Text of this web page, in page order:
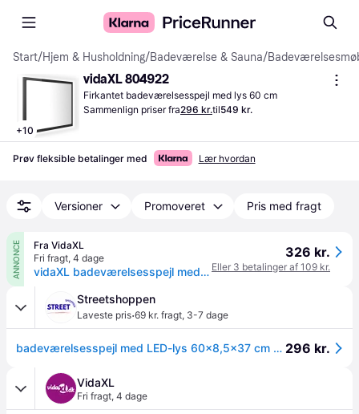
Start/Hjem & Husholdning/Badeværelse & Sauna/
+10
vidaXL 804922
Firkantet badeværelsesspejl med lys 60 cm
Sammenlign priser fra296 kr.til549 kr.
Prøv fleksible betalinger med Lær hvordan
Versioner Promoveret Pris med fragt
ANNONCE
Fra VidaXL
Fri fragt, 4 dage
vidaXL badeværelsesspejl med LED-lys 60x8,5x37 akryl hvid
326 kr.
Eller 3 betalinger af 109 kr.
Streetshoppen
Laveste pris·69 kr. fragt, 3-7 dage
badeværelsesspejl med LED-lys 60x8,5x37 cm akryl sonoma-eg 296 kr.
VidaXL
Fri fragt, 4 dage